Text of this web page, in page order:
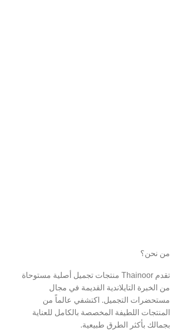
من نحن؟
تقدم Thainoor منتجات تجميل أصلية مستوحاة
من الخبرة التايلاندية القديمة في مجال
مستحضرات التجميل. اكتشفي عالماً من
المنتجات اللطيفة المخصصة بالكامل للعناية
بجمالك بأكثر الطرق طبيعية.